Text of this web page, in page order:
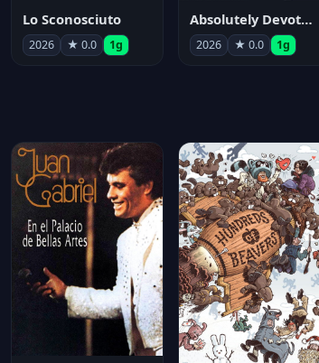
Lo Sconosciuto
2026 ★ 0.0 1g
Absolutely Devoted to You
2026 ★ 0.0 1g